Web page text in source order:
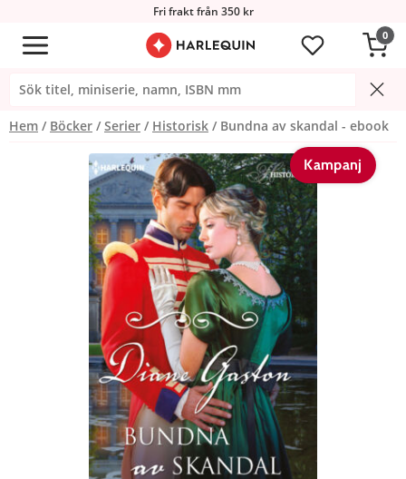
Fri frakt från 350 kr
0
Hem Böcker Serier Historisk Bundna av skandal - ebook
Kampanj